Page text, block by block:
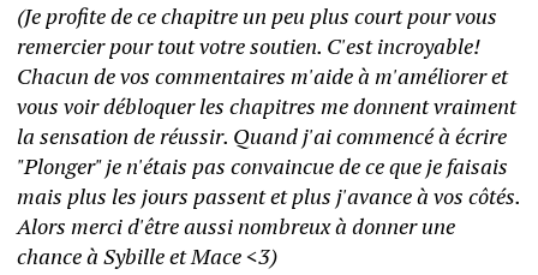
(Je profite de ce chapitre un peu plus court pour vous
remercier pour tout votre soutien. C'est incroyable!
Chacun de vos commentaires m'aide à m'améliorer et
vous voir débloquer les chapitres me donnent vraiment
la sensation de réussir. Quand j'ai commencé à écrire
"Plonger" je n'étais pas convaincue de ce que je faisais
mais plus les jours passent et plus j'avance à vos côtés.
Alors merci d'être aussi nombreux à donner une
chance à Sybille et Mace <3)